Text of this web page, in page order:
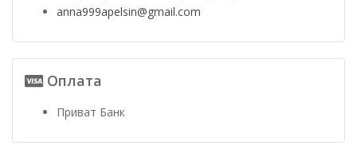
anna999apelsin@gmail.com
Оплата
Приват Банк